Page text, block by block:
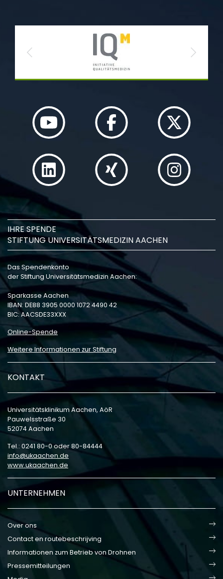
Previous Next
IHRE SPENDE
STIFTUNG UNIVERSITÄTSMEDIZIN AACHEN
Das Spendenkonto
der Stiftung Universitätsmedizin Aachen:
Sparkasse Aachen
IBAN: DE88 3905 0000 1072 4490 42
BIC: AACSDE33XXX
Online-Spende
Weitere Informationen zur Stiftung
KONTAKT
Universitätsklinikum Aachen, AöR
Pauwelsstraße 30
52074 Aachen
Tel.: 0241 80-0 oder 80-84444
info
ukaachen de
www.ukaachen.de
UNTERNEHMEN
Over ons
Contact en routebeschrijving
Informationen zum Betrieb von Drohnen
Pressemitteilungen